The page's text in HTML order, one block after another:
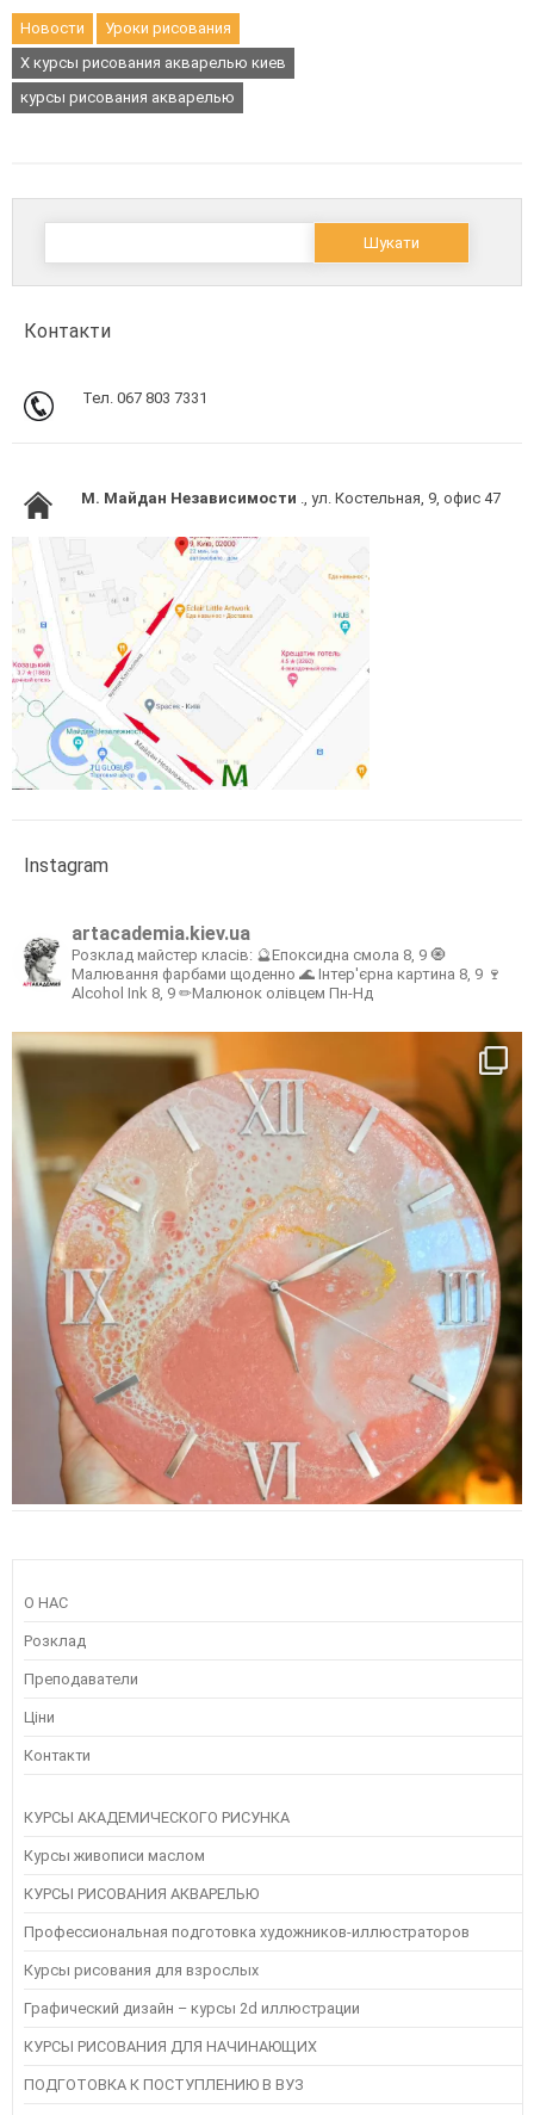
Новости
Уроки рисования
X курсы рисования акварелью киев
курсы рисования акварелью
Пошук:
Контакти
Тел. 067 803 7331
M. Майдан Независимости ., ул. Костельная, 9, офис 47
Instagram
artacademia.kiev.ua
Розклад майстер класів: 🔮Епоксидна смола 8, 9 🧿
Малювання фарбами щоденно 🌊 Інтер'єрна картина 8, 9 🍷
Alcohol Ink 8, 9 ✏Малюнок олівцем Пн-Нд
О НАС
Розклад
Преподаватели
Ціни
Контакти
КУРСЫ АКАДЕМИЧЕСКОГО РИСУНКА
Курсы живописи маслом
КУРСЫ РИСОВАНИЯ АКВАРЕЛЬЮ
Профессиональная подготовка художников-иллюстраторов
Курсы рисования для взрослых
Графический дизайн – курсы 2d иллюстрации
КУРСЫ РИСОВАНИЯ ДЛЯ НАЧИНАЮЩИХ
ПОДГОТОВКА К ПОСТУПЛЕНИЮ В ВУЗ